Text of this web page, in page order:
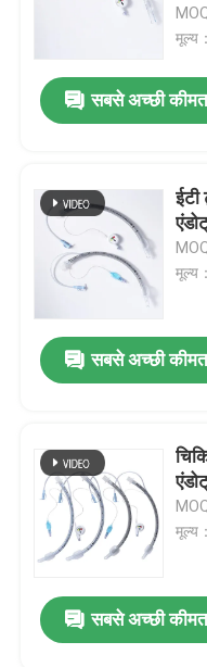
मूल्य
सबसे अच्छी कीमत
मूल्य
सबसे अच्छी कीमत
मूल्य
सबसे अच्छी कीमत